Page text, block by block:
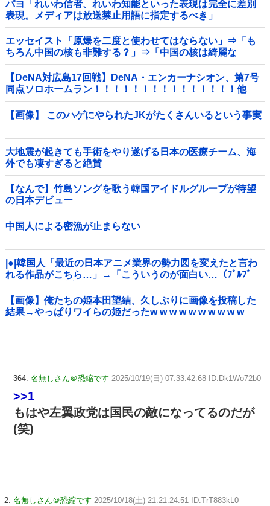
パヨ「れいわ信者、れいわ知能といった表現は完全に差別
表現。メディアは放送禁止用語に指定するべき」
エッセイスト「原爆を二度と使わせてはならない」⇒「も
ちろん中国の核も非難する？」⇒「中国の核は綺麗な
核！」
【DeNA対広島17回戦】DeNA・エンカーナシオン、第7号
同点ソロホームラン！！！！！！！！！！！！！！！他
【画像】 このハゲにやられたJKがたくさんいるという事実
大地震が起きても手術をやり遂げる日本の医療チーム、海
外でも凄すぎると絶賛
【なんで】竹島ソングを歌う韓国アイドルグループが待望
の日本デビュー
中国人による密漁が止まらない
|●|韓国人「最近の日本アニメ業界の勢力図を変えたと言わ
れる作品がこちら…」→「こういうのが面白い…（ﾌﾞﾙﾌﾞ
ﾙ」＝韓国の反応
【画像】俺たちの姫本田望結、久しぶりに画像を投稿した
結果→やっぱりワイらの姫だったw w w w w w w w w w
364: 名無しさん＠恐縮です 2025/10/19(日) 07:33:42.68 ID:Dk1Wo72b0
>>1
もはや左翼政党は国民の敵になってるのだが
(笑)
2: 名無しさん＠恐縮です 2025/10/18(土) 21:21:24.51 ID:TrT883kL0